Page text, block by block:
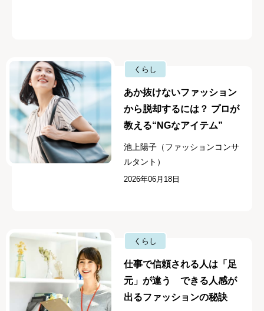
くらし
あか抜けないファッション
から脱却するには？ プロが
教える“NGなアイテム”
池上陽子（ファッションコンサ
ルタント）
2026年06月18日
くらし
仕事で信頼される人は「足
元」が違う できる人感が
出るファッションの秘訣